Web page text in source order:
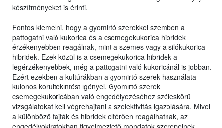
készítményeket is érinti.
Fontos kiemelni, hogy a gyomirtó szerekkel szemben a
pattogatni való kukorica és a csemegekukorica hibridek
érzékenyebben reagálnak, mint a szemes vagy a silókukorica
hibridek. Ezek közül is a csemegekukorica hibridek a
legérzékenyebbek, még a pattogatni való kukoricánál is jobban.
Ezért ezekben a kultúrákban a gyomirtó szerek használata
különös körültekintést igényel. Gyomirtó szerek
csemegekukoricában való engedélyezéséhez széleskörű
vizsgálatokat kell végrehajtani a szelektivitás igazolására. Mivel
a különböző fajták és hibridek eltérően reagálhatnak, az